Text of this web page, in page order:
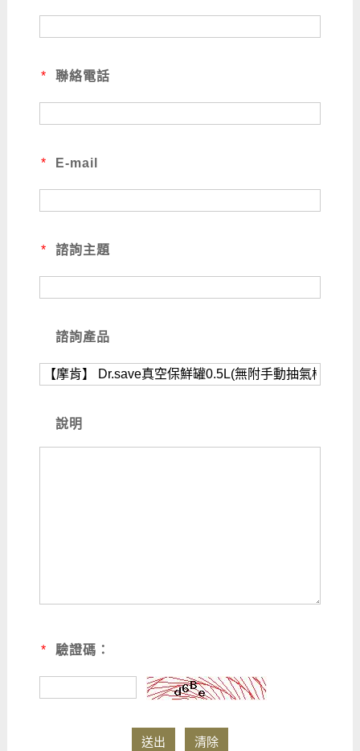
* 聯絡電話
* E-mail
* 諮詢主題
諮詢產品
說明
* 驗證碼：